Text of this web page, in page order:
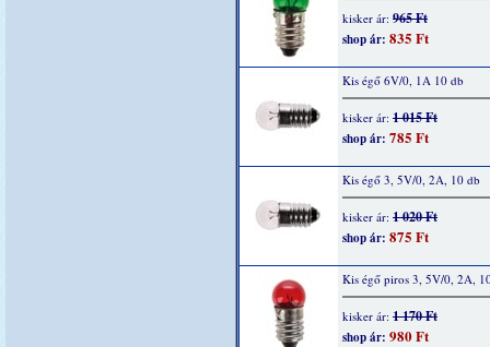
kisker ár: 965 Ft
shop ár: 835 Ft
Kis égő 6V/0, 1A 10 db
kisker ár: 1 015 Ft
shop ár: 785 Ft
Kis égő 3, 5V/0, 2A, 10 db
kisker ár: 1 020 Ft
shop ár: 875 Ft
Kis égő piros 3, 5V/0, 2A,
kisker ár: 1 170 Ft
shop ár: 980 Ft